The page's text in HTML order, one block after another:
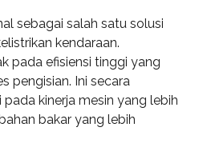
sebagai salah satu solusi
kendaraan.
pada efisiensi tinggi yang
pengisian. Ini secara
kinerja mesin yang lebih
bakar yang lebih